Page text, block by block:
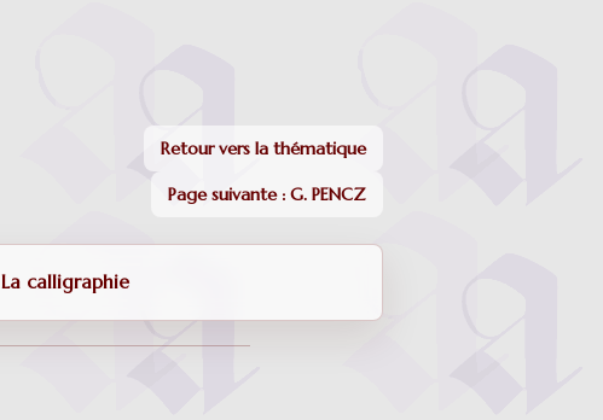
Retour vers la thématique
Page suivante : G. PENCZ
La calligraphie